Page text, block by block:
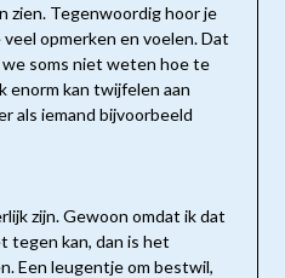
zien. Tegenwoordig hoor je
opmerken en voelen. Dat
soms niet weten hoe te
enorm kan twijfelen aan
als iemand bijvoorbeeld
zijn. Gewoon omdat ik dat
tegen kan, dan is het
Een leugentje om bestwil,